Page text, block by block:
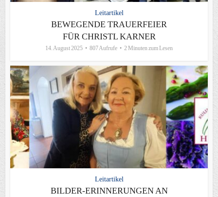
Leitartikel
BEWEGENDE TRAUERFEIER
FÜR CHRISTL KARNER
14. August 2025 807 Aufrufe 2 Minuten zum Lesen
Leitartikel
BILDER-ERINNERUNGEN AN